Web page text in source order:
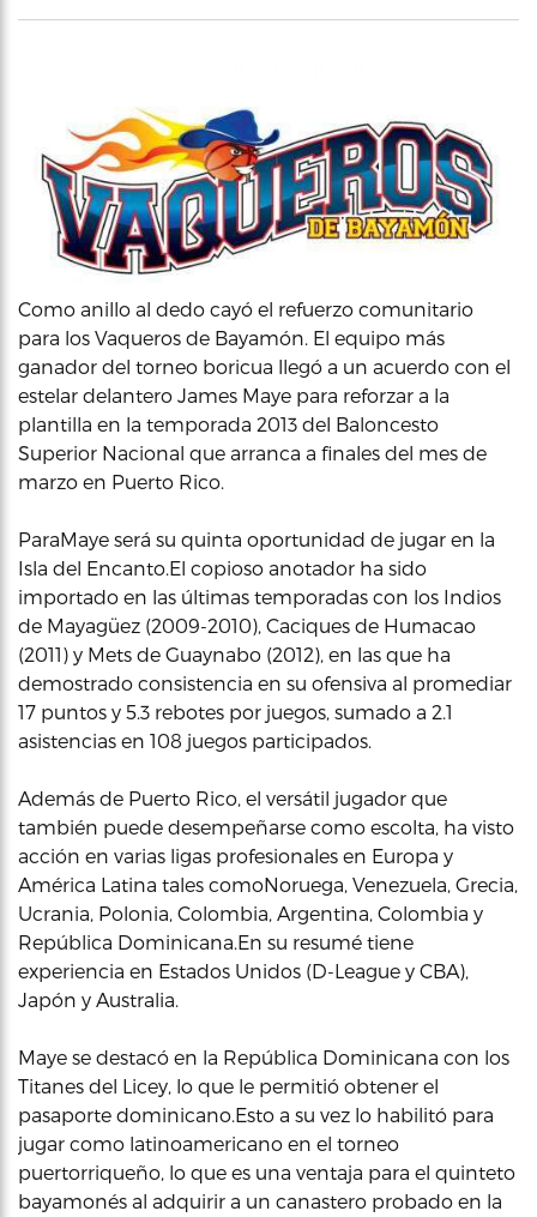
Como anillo al dedo cayó el refuerzo comunitario
para los Vaqueros de Bayamón. El equipo más
ganador del torneo boricua llegó a un acuerdo con el
estelar delantero James Maye para reforzar a la
plantilla en la temporada 2013 del Baloncesto
Superior Nacional que arranca a finales del mes de
marzo en Puerto Rico.
ParaMaye será su quinta oportunidad de jugar en la
Isla del Encanto.El copioso anotador ha sido
importado en las últimas temporadas con los Indios
de Mayagüez (2009-2010), Caciques de Humacao
(2011) y Mets de Guaynabo (2012), en las que ha
demostrado consistencia en su ofensiva al promediar
17 puntos y 5.3 rebotes por juegos, sumado a 2.1
asistencias en 108 juegos participados.
Además de Puerto Rico, el versátil jugador que
también puede desempeñarse como escolta, ha visto
acción en varias ligas profesionales en Europa y
América Latina tales comoNoruega, Venezuela, Grecia,
Ucrania, Polonia, Colombia, Argentina, Colombia y
República Dominicana.En su resumé tiene
experiencia en Estados Unidos (D-League y CBA),
Japón y Australia.
Maye se destacó en la República Dominicana con los
Titanes del Licey, lo que le permitió obtener el
pasaporte dominicano.Esto a su vez lo habilitó para
jugar como latinoamericano en el torneo
puertorriqueño, lo que es una ventaja para el quinteto
bayamonés al adquirir a un canastero probado en la